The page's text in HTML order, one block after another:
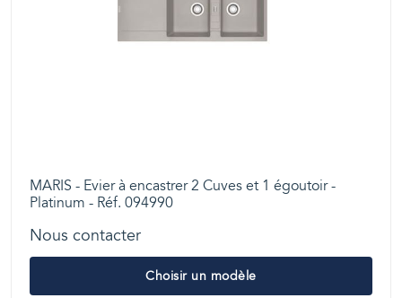
MARIS - Evier à encastrer 2 Cuves et 1 égoutoir -
Platinum - Réf. 094990
Nous contacter
Choisir un modèle